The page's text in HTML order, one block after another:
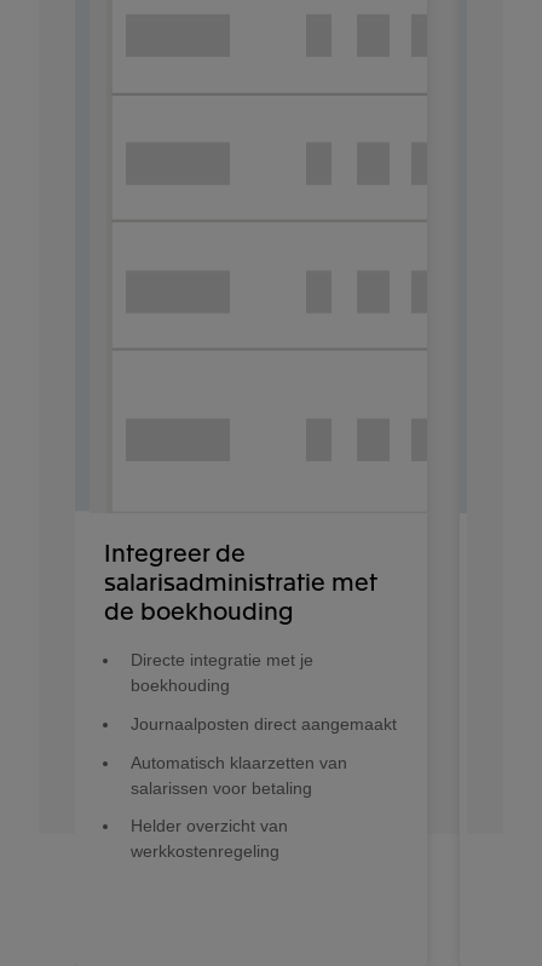
Integreer de
salarisadministratie met
de boekhouding
Directe integratie met je
boekhouding
Journaalposten direct aangemaakt
Automatisch klaarzetten van
salarissen voor betaling
Helder overzicht van
werkkostenregeling